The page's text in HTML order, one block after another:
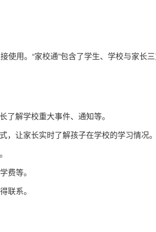
用。“家校通”包含了学生、学校与家长
了解学校重大事件、通知等。
，让家长实时了解孩子在学校的学习情况。
费等。
联系。